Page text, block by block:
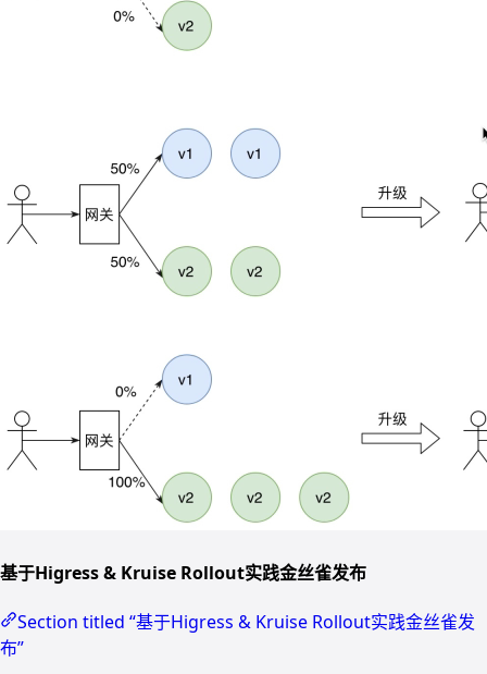
基于Higress & Kruise Rollout实践金丝雀发布
Section titled “基于Higress & Kruise Rollout实践金丝雀发
布”